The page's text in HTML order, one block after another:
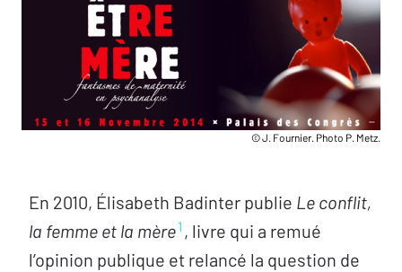
© J. Fournier. Photo P. Metz.
En 2010, Élisabeth Badinter publie Le conflit,
la femme et la mère1 , livre qui a remué
l’opinion publique et relancé la question de